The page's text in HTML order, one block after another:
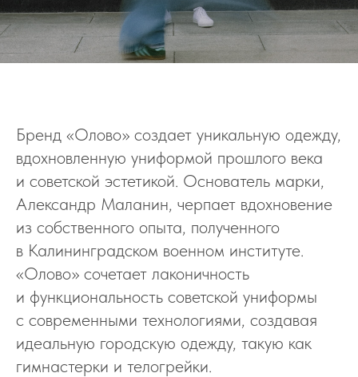
Бренд «Олово» создает уникальную одежду,
вдохновленную униформой прошлого века
и советской эстетикой. Основатель марки,
Александр Маланин, черпает вдохновение
из собственного опыта, полученного
в Калининградском военном институте.
«Олово» сочетает лаконичность
и функциональность советской униформы
с современными технологиями, создавая
идеальную городскую одежду, такую как
гимнастерки и телогрейки.